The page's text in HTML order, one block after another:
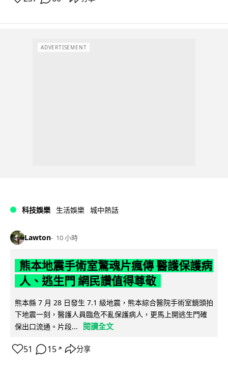
ADVERTISEMENT
科技娛樂 生活娛樂 城中熱話
Lawton 10 小時
熊本地震手術室驚魂片瘋傳 醫護保護病
人、逃生門 網民讚值得尊敬
熊本縣 7 月 28 日發生 7.1 級地震，熊本綜合醫院手術室鏡頭拍
下地震一刻，醫護人員臨危不亂保護病人，更馬上開逃生門確
保出口流通。片段...
閱讀全文
51 15 ↗ 分享